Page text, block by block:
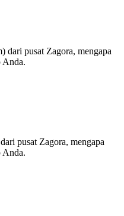
dari pusat Zagora, mengapa
Anda.
pusat Zagora, mengapa
Anda.